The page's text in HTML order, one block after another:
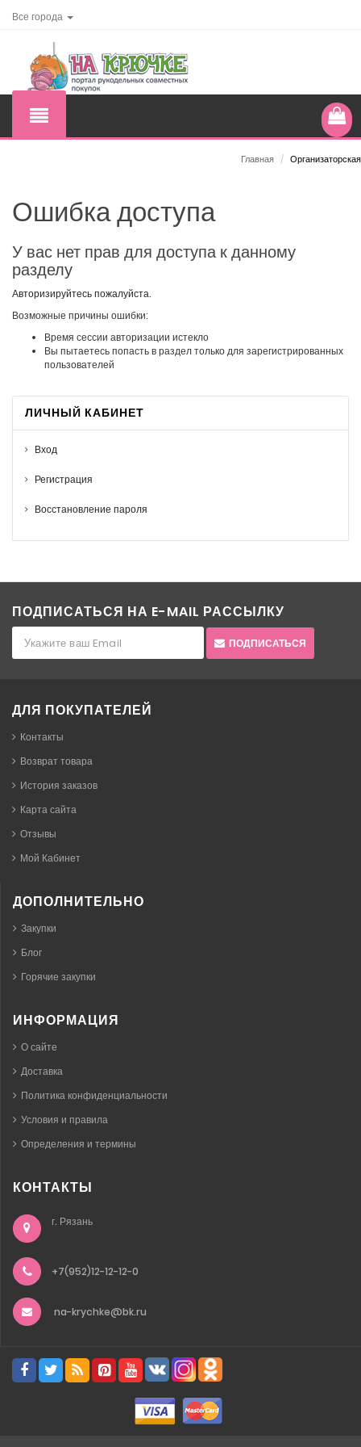
Все города
Главная / Организаторская
Ошибка доступа
У вас нет прав для доступа к данному
разделу
Авторизируйтесь пожалуйста.
Возможные причины ошибки:
Время сессии авторизации истекло
Вы пытаетесь попасть в раздел только для зарегистрированных
пользователей
ЛИЧНЫЙ КАБИНЕТ
Вход
Регистрация
Восстановление пароля
ПОДПИСАТЬСЯ НА E-MAIL РАССЫЛКУ
ПОДПИСАТЬСЯ
ДЛЯ ПОКУПАТЕЛЕЙ
Контакты
Возврат товара
История заказов
Карта сайта
Отзывы
Мой Кабинет
ДОПОЛНИТЕЛЬНО
Закупки
Блог
Горячие закупки
ИНФОРМАЦИЯ
О сайте
Доставка
Политика конфиденциальности
Условия и правила
Определения и термины
КОНТАКТЫ
г. Рязань
+7(952)12-12-12-0
na-krychke@bk.ru